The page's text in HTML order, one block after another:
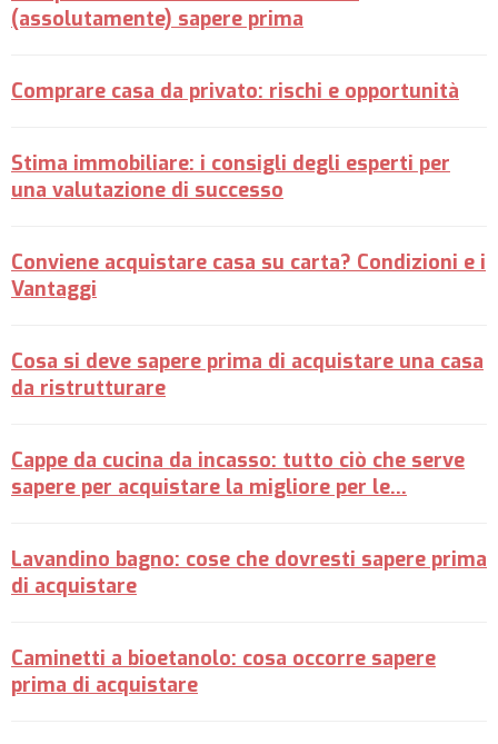
(assolutamente) sapere prima
Comprare casa da privato: rischi e opportunità
Stima immobiliare: i consigli degli esperti per
una valutazione di successo
Conviene acquistare casa su carta? Condizioni e i
Vantaggi
Cosa si deve sapere prima di acquistare una casa
da ristrutturare
Cappe da cucina da incasso: tutto ciò che serve
sapere per acquistare la migliore per le…
Lavandino bagno: cose che dovresti sapere prima
di acquistare
Caminetti a bioetanolo: cosa occorre sapere
prima di acquistare